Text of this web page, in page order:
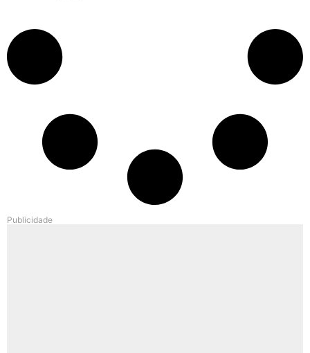
Publicidade